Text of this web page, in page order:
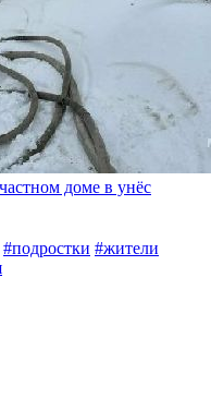
доме в унёс
#подростки #жители